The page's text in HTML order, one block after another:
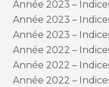
Année 2023 –
Année 2023 –
Année 2023 –
Année 2022 –
Année 2022 –
Année 2022 –